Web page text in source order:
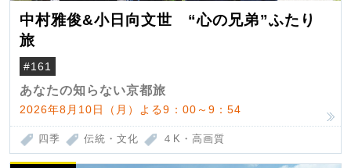
中村雅俊&小日向文世 “心の兄弟”ふたり
旅
#161
あなたの知らない京都旅
2026年8月10日（月）よる9：00～9：54
四季 伝統・文化 ４K・高画質